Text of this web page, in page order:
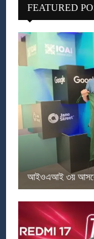
FEATURED
আইওএআই ৩য় আসরে